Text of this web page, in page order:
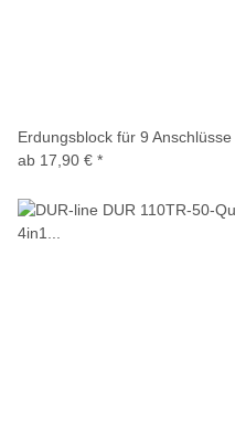
Erdungsblock für 9
ab 17,90 € *